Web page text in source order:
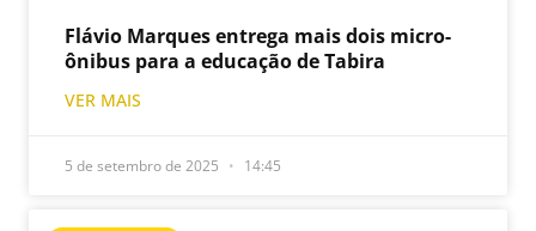
Flávio Marques entrega mais dois micro-
ônibus para a educação de Tabira
VER MAIS
5 de setembro de 2025 14:45